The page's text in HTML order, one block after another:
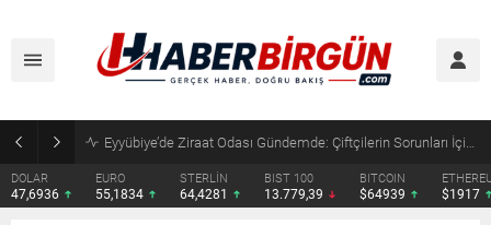
Eyyübiye’de Ziraat Odası Gündemde: Çiftçilerin Sorunları İçin Yeni Çağrı
DOLAR
47,6936
EURO
55,1834
STERLİN
64,4281
BIST 100
13.779,39
BITCOIN
$64939 $1917